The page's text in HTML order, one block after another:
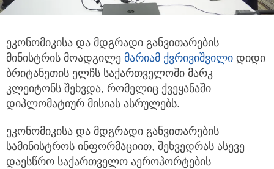
ეკონომიკისა და მდგრადი განვითარების
მინისტრის მოადგილე მარიამ ქვრივიშვილი დიდი
ბრიტანეთის ელჩს საქართველოში მარკ
კლეიტონს შეხვდა, რომელიც ქვეყანაში
დიპლომატიურ მისიას ასრულებს.
ეკონომიკისა და მდგრადი განვითარების
სამინისტროს ინფორმაციით, შეხვედრას ასევე
დაესწრო საქართველო აეროპორტების